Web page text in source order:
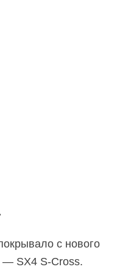
с нового
— SX4 S-Cross.